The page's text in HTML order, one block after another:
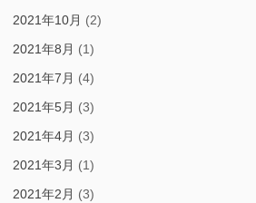
2021年10月 (2)
2021年8月 (1)
2021年7月 (4)
2021年5月 (3)
2021年4月 (3)
2021年3月 (1)
2021年2月 (3)